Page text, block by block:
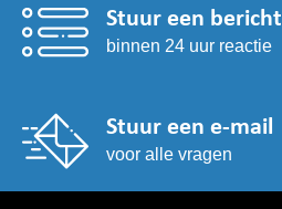
Stuur een bericht
binnen 24 uur reactie
Stuur een e-mail
voor alle vragen